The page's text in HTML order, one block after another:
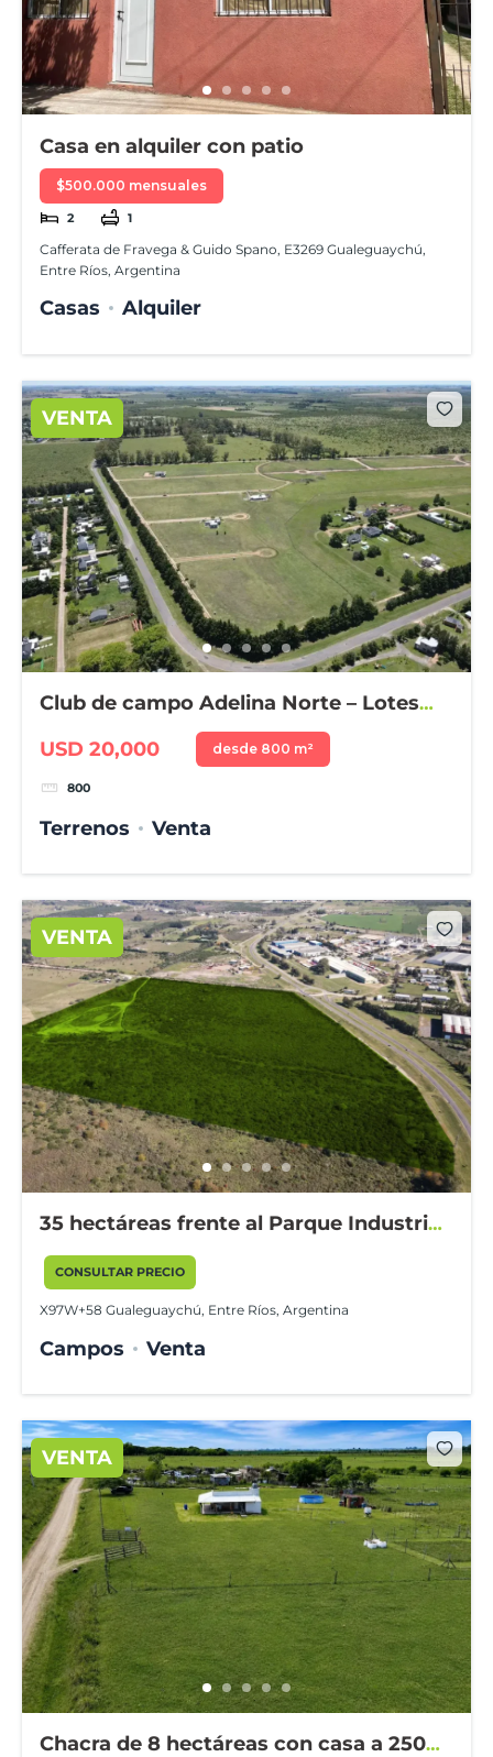
Casa en alquiler con patio
$500.000 mensuales
2 1
Cafferata de Fravega & Guido Spano, E3269 Gualeguaychú,
Entre Ríos, Argentina
Casas Alquiler
VENTA
Club de campo Adelina Norte – Lotes
USD 20,000 desde 800 m²
800
Terrenos Venta
VENTA
35 hectáreas frente al Parque Industrial
Gualeguaychú
CONSULTAR PRECIO
X97W+58 Gualeguaychú, Entre Ríos, Argentina
Campos Venta
VENTA
Chacra de 8 hectáreas con casa a 2500